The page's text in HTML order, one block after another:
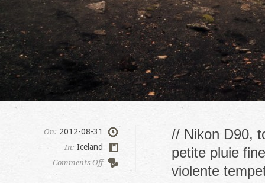
On: 2012-08-31
In: Iceland
Comments Offon
Deuxieme
// Nikon D90,
petite pluie
violente